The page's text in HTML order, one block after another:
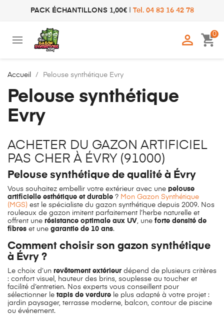
PACK ÉCHANTILLONS 1,00€| Tel. 04 83 16 42 78
 shopping_cart
0
Accueil Pelouse synthétique Evry
Pelouse synthétique
Evry
ACHETER DU GAZON ARTIFICIEL
PAS CHER À ÉVRY (91000)
Pelouse synthétique de qualité à Évry
Vous souhaitez embellir votre extérieur avec une pelouse
artificielle esthétique et durable ? Mon Gazon Synthétique
(MGS) est le spécialiste du gazon synthétique depuis 2009. Nos
rouleaux de gazon imitent parfaitement l’herbe naturelle et
offrent une résistance optimale aux UV , une forte densité de
fibres et une garantie de 10 ans.
Comment choisir son gazon synthétique
à Évry ?
Le choix d’un revêtement extérieur dépend de plusieurs critères
: confort visuel, hauteur des brins, souplesse au toucher et
facilité d’entretien. Nos experts vous conseillent pour
sélectionner le tapis de verdure le plus adapté à votre projet :
jardin paysager, terrasse moderne, balcon, contour de piscine
ou événement.